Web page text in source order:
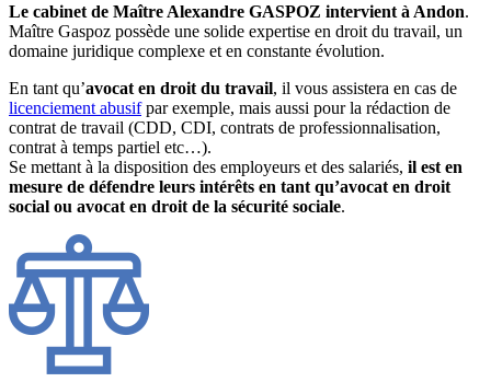
Le cabinet de Maître Alexandre GASPOZ intervient à Andon.
Maître Gaspoz possède une solide expertise en droit du travail, un
domaine juridique complexe et en constante évolution.
En tant qu’avocat en droit du travail, il vous assistera en cas de
licenciement abusifpar exemple, mais aussi pour la rédaction de
contrat de travail (CDD, CDI, contrats de professionnalisation,
contrat à temps partiel etc…).
Se mettant à la disposition des employeurs et des salariés, il est en
mesure de défendre leurs intérêts en tant qu’avocat en droit
social ou avocat en droit de la sécurité sociale.